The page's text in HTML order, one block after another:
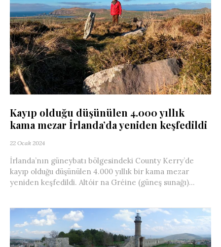
Kayıp olduğu düşünülen 4.000 yıllık
kama mezar İrlanda’da yeniden keşfedildi
22 Ocak 2024
İrlanda’nın güneybatı bölgesindeki County Kerry’de
kayıp olduğu düşünülen 4.000 yıllık bir kama mezar
yeniden keşfedildi. Altóir na Gréine (güneş sunağı)...